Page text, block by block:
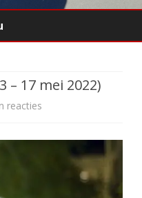
– 17 mei 2022)
reacties